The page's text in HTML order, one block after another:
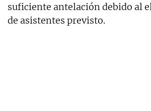
suficiente antelación debido al
de asistentes previsto.